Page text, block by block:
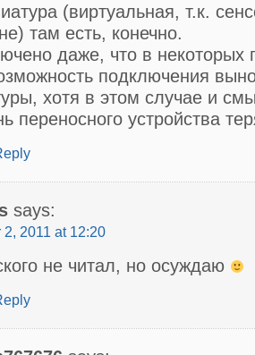
(виртуальная, т.к.
там есть, конечно.
даже, что в некоторых
подключения
хотя в этом случае и
переносного устройства
says:
2, 2011 at 12:20
не читал, но осуждаю